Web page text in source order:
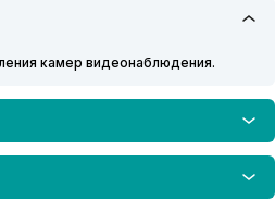
камер видеонаблюдения.